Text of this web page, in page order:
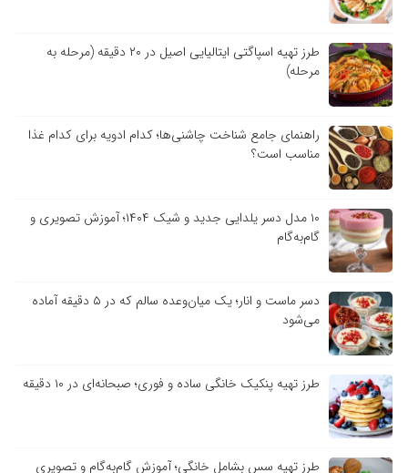
طرز تهیه اسپاگتی ایتالیایی اصیل در ۲۰ دقیقه (مرحله به
مرحله)
راهنمای جامع شناخت چاشنی‌ها؛ کدام ادویه برای کدام غذا
مناسب است؟
۱۰ مدل دسر یلدایی جدید و شیک ۱۴۰۴؛ آموزش تصویری و
گام‌به‌گام
دسر ماست و انار؛ یک میان‌وعده سالم که در ۵ دقیقه آماده
می‌شود
طرز تهیه پنکیک خانگی ساده و فوری؛ صبحانه‌ای در ۱۰ دقیقه
طرز تهیه سس بشامل خانگی؛ آموزش گام‌به‌گام و تصویری